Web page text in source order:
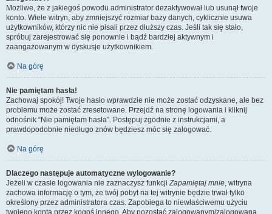
Możliwe, że z jakiegoś powodu administrator dezaktywował lub usunął twoje
konto. Wiele witryn, aby zmniejszyć rozmiar bazy danych, cyklicznie usuwa
użytkowników, którzy nic nie pisali przez dłuższy czas. Jeśli tak się stało,
spróbuj zarejestrować się ponownie i bądź bardziej aktywnym i
zaangażowanym w dyskusje użytkownikiem.
Na górę
Nie pamiętam hasła!
Zachowaj spokój! Twoje hasło wprawdzie nie może zostać odzyskane, ale bez
problemu może zostać zresetowane. Przejdź na stronę logowania i kliknij
odnośnik “Nie pamiętam hasła”. Postępuj zgodnie z instrukcjami, a
prawdopodobnie niedługo znów będziesz móc się zalogować.
Na górę
Dlaczego następuje automatyczne wylogowanie?
Jeżeli w czasie logowania nie zaznaczysz funkcjiZapamiętaj mnie, witryna
zachowa informację o tym, że twój pobyt na tej witrynie będzie trwał tylko
określony przez administratora czas. Zapobiega to niewłaściwemu użyciu
twojego konta przez kogoś innego. Aby pozostać zalogowanym/zalogowaną,